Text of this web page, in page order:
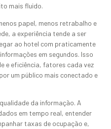
mais fluido.
papel, menos retrabalho e
a experiência tende a ser
ao hotel com praticamente
em segundos. Isso
e eficiência, fatores cada vez
um público mais conectado e
da informação. A
em tempo real, entender
taxas de ocupação e,